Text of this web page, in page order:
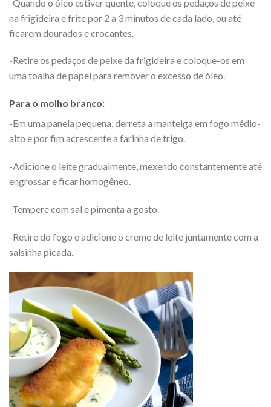
-Quando o óleo estiver quente, coloque os pedaços de peixe
na frigideira e frite por 2 a 3 minutos de cada lado, ou até
ficarem dourados e crocantes.
-Retire os pedaços de peixe da frigideira e coloque-os em
uma toalha de papel para remover o excesso de óleo.
Para o molho branco:
-Em uma panela pequena, derreta a manteiga em fogo médio-
alto e por fim acrescente a farinha de trigo.
-Adicione o leite gradualmente, mexendo constantemente até
engrossar e ficar homogêneo.
-Tempere com sal e pimenta a gosto.
-Retire do fogo e adicione o creme de leite juntamente com a
salsinha picada.